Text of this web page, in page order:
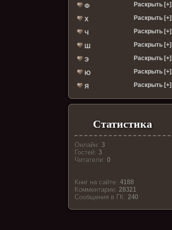
Ф Раскрыть [+]
Х Раскрыть [+]
Ч Раскрыть [+]
Ш Раскрыть [+]
Э Раскрыть [+]
Ю Раскрыть [+]
Я Раскрыть [+]
Статистика
Онлайн: 3
Гостей: 3
Читатели: 0
Книг на сайте: 4188
Комментарии: 28321
Cообщения в ГК: 240